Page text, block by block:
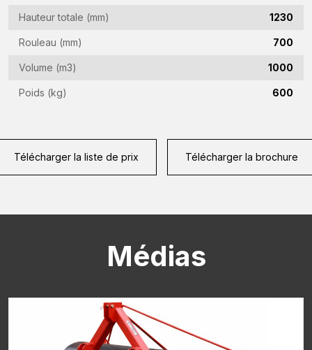
Hauteur totale (mm) 1230
Rouleau (mm) 700
Volume (m3) 1000
Poids (kg) 600
Télécharger la liste de prix Télécharger la brochure
Médias
de
(Required)
Pays
(Required)
CAPTCHA